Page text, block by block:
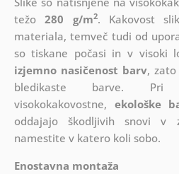
težo280 g/m2. Kakovost
materiala, temveč tudi od
so tiskane počasi in v visoki
izjemno nasičenost barv,
bledikaste barve. Pri
visokokakovostne, ekološke
oddajajo škodljivih snovi v
namestite v katero koli sobo.
Enostavna montaža